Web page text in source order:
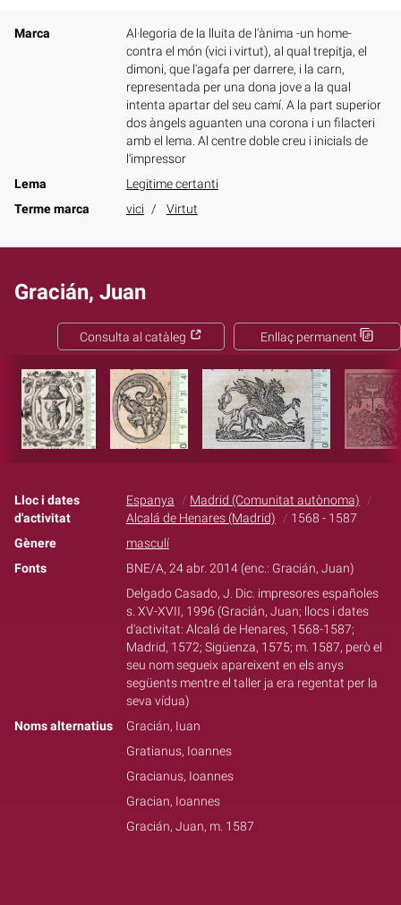
Marca
Al·legoria de la lluita de l'ànima -un home-
contra el món (vici i virtut), al qual trepitja, el
dimoni, que l'agafa per darrere, i la carn,
representada per una dona jove a la qual
intenta apartar del seu camí. A la part superior
dos àngels aguanten una corona i un filacteri
amb el lema. Al centre doble creu i inicials de
l'impressor
Lema
Legitime certanti
Terme marca
vici Virtut
Gracián, Juan
Enllaç permanent
Consulta al catàleg
Lloc i dates
d'activitat
Espanya
Madrid (Comunitat autònoma)
Alcalá de Henares (Madrid)
1568 - 1587
Gènere
masculí
Fonts
BNE/A, 24 abr. 2014 (enc.: Gracián, Juan)
Delgado Casado, J. Dic. impresores españoles
s. XV-XVII, 1996 (Gracián, Juan; llocs i dates
d'activitat: Alcalá de Henares, 1568-1587;
Madrid, 1572; Sigüenza, 1575; m. 1587, però el
seu nom segueix apareixent en els anys
següents mentre el taller ja era regentat per la
seva vídua)
Noms alternatius
Gracián, Iuan
Gratianus, Ioannes
Gracianus, Ioannes
Gracian, Ioannes
Gracián, Juan, m. 1587